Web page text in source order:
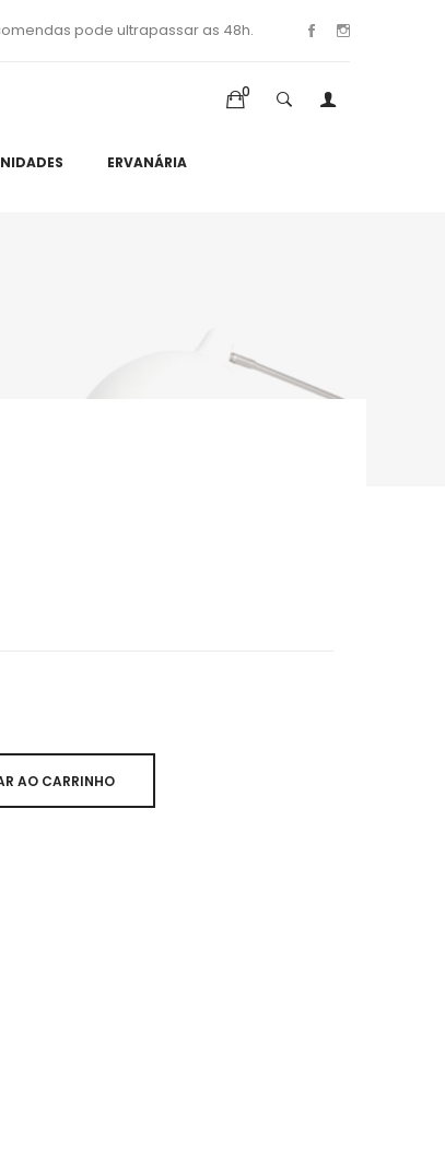
pode ultrapassar as 48h.
0
ERVANÁRIA
AO CARRINHO